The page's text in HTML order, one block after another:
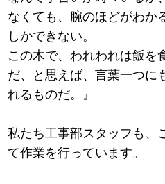
なくても、腕のほどがわか
しかできない。
この木で、われわれは飯を
だ、と思えば、言葉一つに
れるものだ。』
私たち工事部スタッフも、
て作業を行っています。